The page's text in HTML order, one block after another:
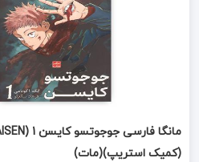
(کمیک استریپ)(مات)